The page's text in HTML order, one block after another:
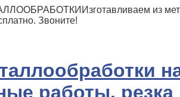
Изготавливаем из
Звоните!